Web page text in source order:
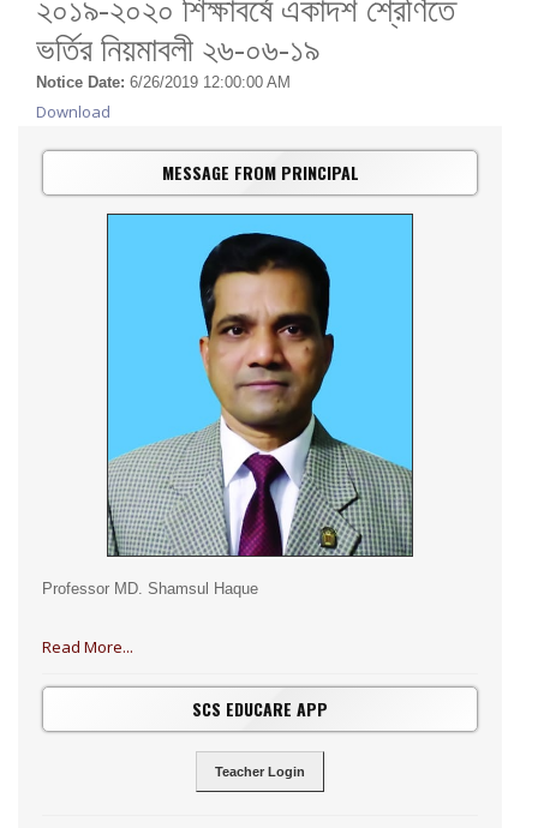
ভর্তির নিয়মাবলী ২৬-০৬-১৯
Notice Date: 6/26/2019 12:00:00 AM
Download
MESSAGE FROM PRINCIPAL
Professor MD. Shamsul Haque
Read More...
SCS EDUCARE APP
Teacher Login